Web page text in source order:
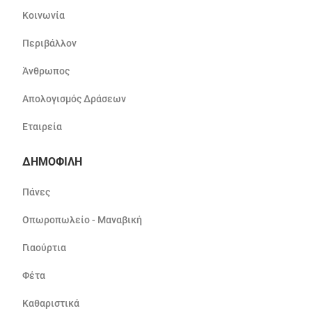
Κοινωνία
Περιβάλλον
Άνθρωπος
Απολογισμός Δράσεων
Εταιρεία
ΔΗΜΟΦΙΛΗ
Πάνες
Οπωροπωλείο - Μαναβική
Γιαούρτια
Φέτα
Καθαριστικά